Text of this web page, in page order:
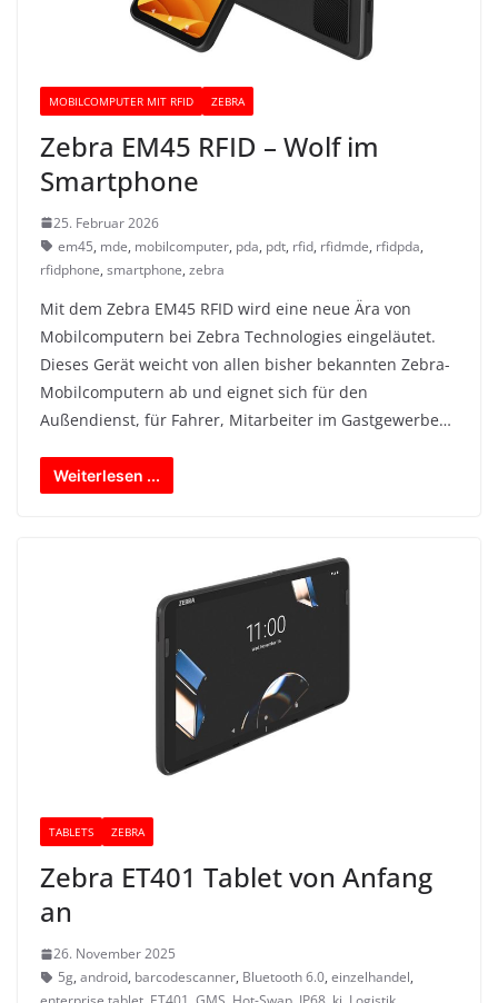
MOBILCOMPUTER MIT RFID ZEBRA
Zebra EM45 RFID – Wolf im
Smartphone
25. Februar 2026
em45, mde, mobilcomputer, pda, pdt, rfid, rfidmde, rfidpda,
rfidphone, smartphone, zebra
Mit dem Zebra EM45 RFID wird eine neue Ära von
Mobilcomputern bei Zebra Technologies eingeläutet.
Dieses Gerät weicht von allen bisher bekannten Zebra-
Mobilcomputern ab und eignet sich für den
Außendienst, für Fahrer, Mitarbeiter im Gastgewerbe…
Weiterlesen ...
TABLETS ZEBRA
Zebra ET401 Tablet von Anfang
an
26. November 2025
5g, android, barcodescanner, Bluetooth 6.0, einzelhandel,